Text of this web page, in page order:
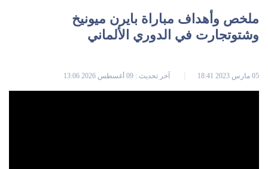
ملخص وأهداف مباراة بايرن ميونيخ
وشتوتجارت في الدوري الألماني
05 مارس 2023 18:41 آخر تحديث : 09 أغسطس 2026 13:06